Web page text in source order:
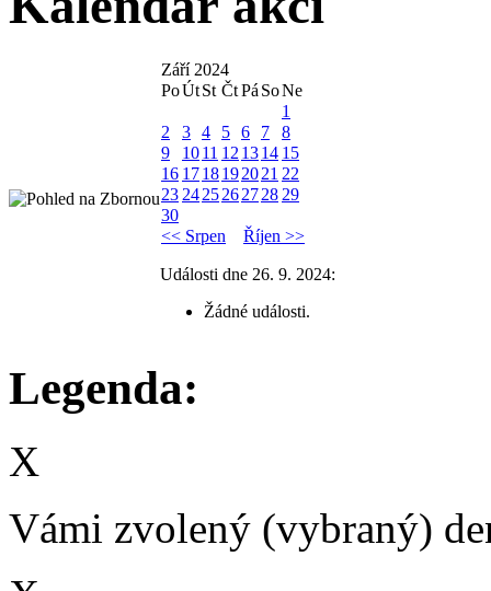
Září 2024
PoÚtSt ČtPá SoNe
1
2
3 4 5 6 7
8
9
1011 12 1314 15
16 1718192021 22
23 2425262728 29
30
<< Srpen
Říjen >>
Události dne 26. 9. 2024:
Žádné události.
Legenda:
X
Vámi zvolený (vybraný)